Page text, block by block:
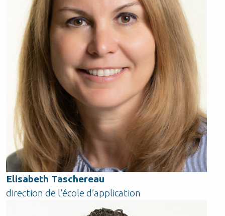
Elisabeth Taschereau
direction de l’école d’application